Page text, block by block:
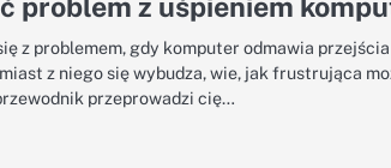
problem z uśpieniem
z problemem, gdy komputer odmawia
z niego się wybudza, wie, jak frustrująca
przeprowadzi cię…